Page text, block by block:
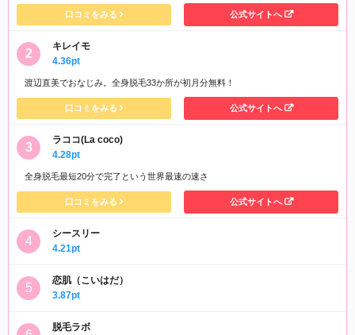
口コミをみる 公式サイトへ
キレイモ
4.36pt
渡辺直美でおなじみ。全身脱毛33か所が初月分無料！
口コミをみる 公式サイトへ
ラココ(La coco)
4.28pt
全身脱毛最短20分で完了という世界最速の速さ
口コミをみる 公式サイトへ
シースリー
4.21pt
恋肌（こいはだ）
3.87pt
脱毛ラボ